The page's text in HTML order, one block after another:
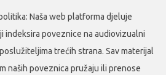
Naša web platforma djeluje
indeksira poveznice na audiovizualni
trećih strana. Sav materijal
naših poveznica pružaju ili prenose